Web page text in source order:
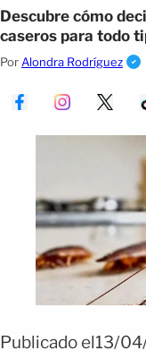
Descubre cómo
caseros para todo
temporada de calor.
Por Alondra Rodríguez
Publicado el13/